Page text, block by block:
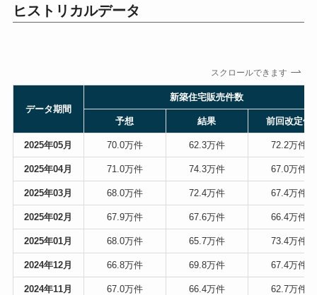
ヒストリカルデータ
スクロールできます
データ期間
新築住宅販売件数
予想 結果 前回改定値
2025年05月 70.0万件 62.3万件 72.2万件
2025年04月 71.0万件 74.3万件 67.0万件
2025年03月 68.0万件 72.4万件 67.4万件
2025年02月 67.9万件 67.6万件 66.4万件
2025年01月 68.0万件 65.7万件 73.4万件
2024年12月 66.8万件 69.8万件 67.4万件
2024年11月 67.0万件 66.4万件 62.7万件